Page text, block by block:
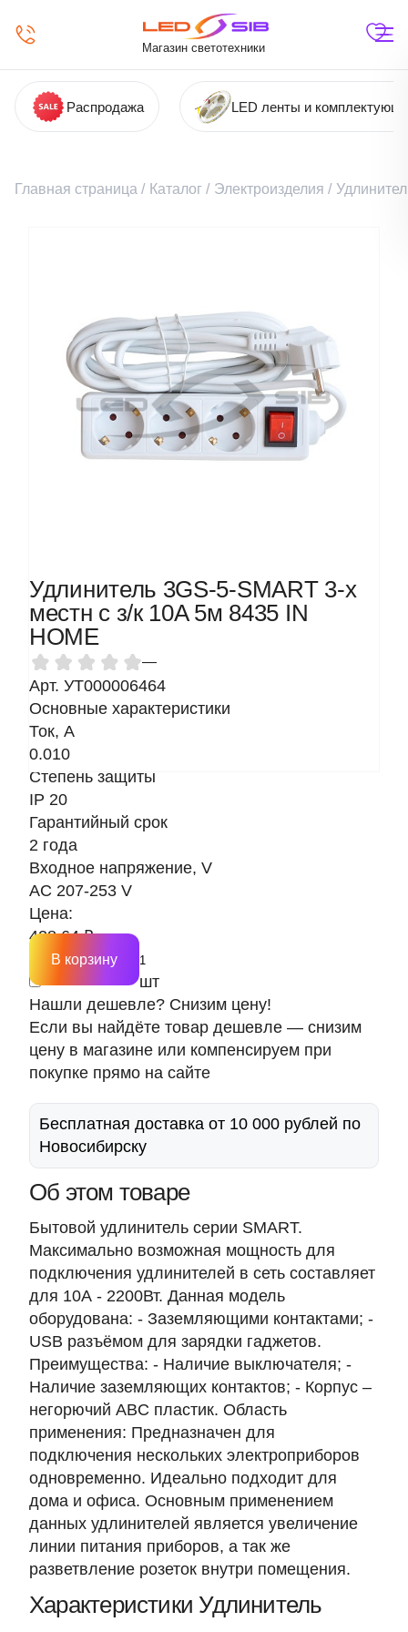
Магазин светотехники
Распродажа LED ленты и
Главная страница / Каталог / Электроизделия /
Удлинитель 3GS-5-SMART 3-х
местн с з/к 10A 5м 8435 IN
HOME
—
Арт. УТ000006464
Основные характеристики
Ток, A
0.010
Степень защиты
IP 20
Гарантийный срок
2 года
Входное напряжение, V
AC 207-253 V
Цена:
428.64 ₽
шт
В корзину
Нашли дешевле? Снизим цену!
Если вы найдёте товар дешевле — снизим
цену в магазине или компенсируем при
покупке прямо на сайте
Бесплатная доставка от 10 000 рублей по
Новосибирску
Об этом товаре
Бытовой удлинитель серии SMART.
Максимально возможная мощность для
подключения удлинителей в сеть составляет
для 10А - 2200Вт. Данная модель
оборудована: - Заземляющими контактами; -
USB разъёмом для зарядки гаджетов.
Преимущества: - Наличие выключателя; -
Наличие заземляющих контактов; - Корпус –
негорючий ABC пластик. Область
применения: Предназначен для
подключения нескольких электроприборов
одновременно. Идеально подходит для
дома и офиса. Основным применением
данных удлинителей является увеличение
линии питания приборов, а так же
разветвление розеток внутри помещения.
Характеристики Удлинитель